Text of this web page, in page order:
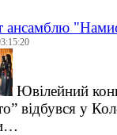
ансамблю
Ювілейний
відбувся у